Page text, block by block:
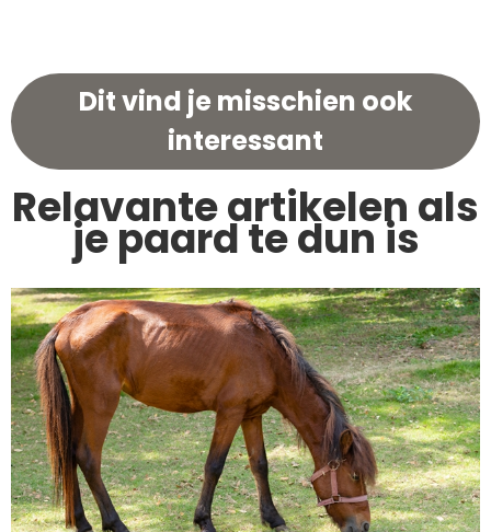
Dit vind je misschien ook
interessant
Relavante artikelen als
je paard te dun is